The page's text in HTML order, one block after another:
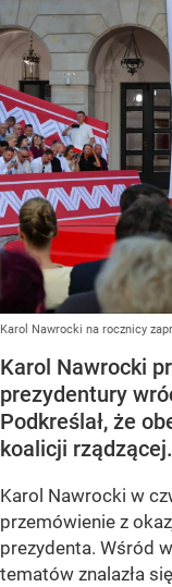
Karol Nawrocki na rocznicy
Karol Nawrocki
prezydentury
Podkreślał, że
koalicji rządzącej.
Karol Nawrocki w
przemówienie z
prezydenta. Wśród
tematów znalazła